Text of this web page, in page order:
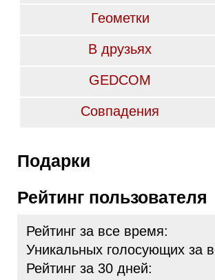
Геометки
В друзьях
GEDCOM
Совпадения
Подарки
Рейтинг пользователя
Рейтинг за все время:
Уникальных голосующих за
Рейтинг за 30 дней: